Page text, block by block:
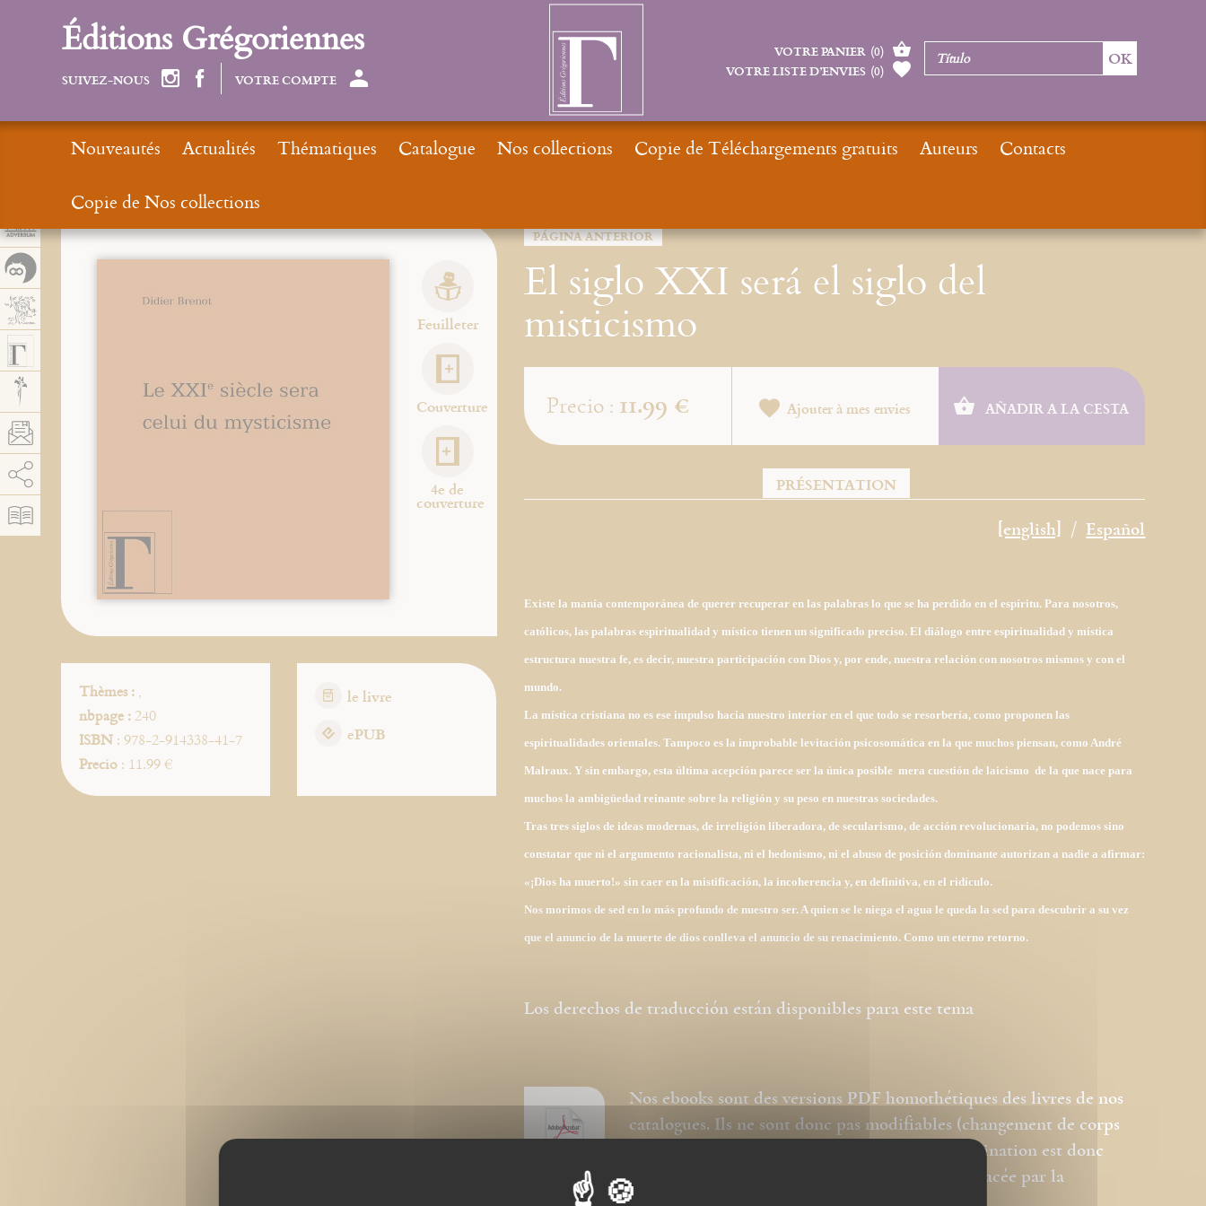
PÁGINA ANTERIOR
El siglo XXI será el siglo del
misticismo
Feuilleter
Couverture
4e de
couverture
Thèmes : ,
nbpage :240
ISBN: 978-2-914338-41-7
Precio: 11.99 €
le livre
ePUB
Precio : 11.99 € Ajouter à mes envies AÑADIR A LA CESTA
PRÉSENTATION
[english] Español
Existe la manía contemporánea de querer recuperar en las palabras lo que se ha perdido en el espíritu. Para nosotros,
católicos, las palabras espiritualidad y místico tienen un significado preciso. El diálogo entre espiritualidad y mística
estructura nuestra fe, es decir, nuestra participación con Dios y, por ende, nuestra relación con nosotros mismos y con el
mundo.
La mística cristiana no es ese impulso hacia nuestro interior en el que todo se resorbería, como proponen las
espiritualidades orientales. Tampoco es la improbable levitación psicosomática en la que muchos piensan, como André
Malraux. Y sin embargo, esta última acepción parece ser la única posible mera cuestión de laicismo de la que nace para
muchos la ambigüedad reinante sobre la religión y su peso en nuestras sociedades.
Tras tres siglos de ideas modernas, de irreligión liberadora, de secularismo, de acción revolucionaria, no podemos sino
constatar que ni el argumento racionalista, ni el hedonismo, ni el abuso de posición dominante autorizan a nadie a afirmar:
«¡Dios ha muerto!» sin caer en la mistificación, la incoherencia y, en definitiva, en el ridículo.
Nos morimos de sed en lo más profundo de nuestro ser. A quien se le niega el agua le queda la sed para descubrir a su vez
que el anuncio de la muerte de dios conlleva el anuncio de su renacimiento. Como un eterno retorno.
Los derechos de traducción están disponibles para este tema
Nos ebooks sont des versions PDF homothétiques des livres de nos
catalogues. Ils ne sont donc pas modifiables (changement de corps
pour la police, modification des images). La pagination est donc
respectée et la première page du livre est remplacée par la
Éditions Grégoriennes
SUIVEZ-NOUS VOTRE COMPTE
VOTRE PANIER (0)
VOTRE LISTE D’ENVIES (0)
Nouveautés Actualités Thématiques Catalogue Nos collections Copie de Téléchargements gratuits Auteurs
Contacts
Copie de Nos collections
Panel de gestión de cookies